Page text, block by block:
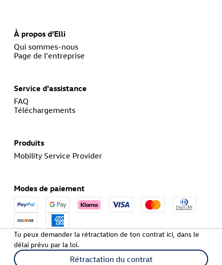
À propos d’Elli
Qui sommes-nous
Page de l'entreprise
Service d'assistance
FAQ
Téléchargements
Produits
Mobility Service Provider
Modes de paiement
Tu peux demander la rétractation de ton contrat ici, dans le
délai prévu par la loi.
Rétractation du contrat